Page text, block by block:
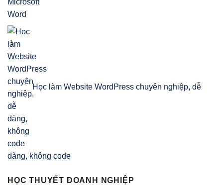
Học làm Website WordPress chuyên nghiệp, dễ
dàng, không code
HỌC THUYẾT DOANH NGHIỆP